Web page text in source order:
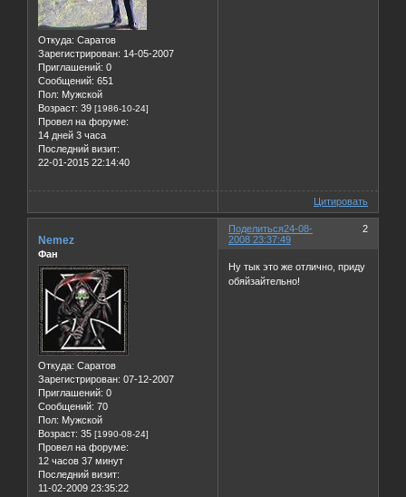
Откуда: Саратов
Зарегистрирован: 14-05-2007
Приглашений: 0
Сообщений: 651
Пол: Мужской
Возраст: 39 [1986-10-24]
Провел на форуме:
14 дней 3 часа
Последний визит:
22-01-2015 22:14:40
Цитировать
Поделиться 2
24-08-
2008 23:37:49
Nemez
Фан
Откуда: Саратов
Зарегистрирован: 07-12-2007
Приглашений: 0
Сообщений: 70
Пол: Мужской
Возраст: 35 [1990-08-24]
Провел на форуме:
12 часов 37 минут
Последний визит:
11-02-2009 23:35:22
Ну тык это же отлично, приду
обяйзайтельно!